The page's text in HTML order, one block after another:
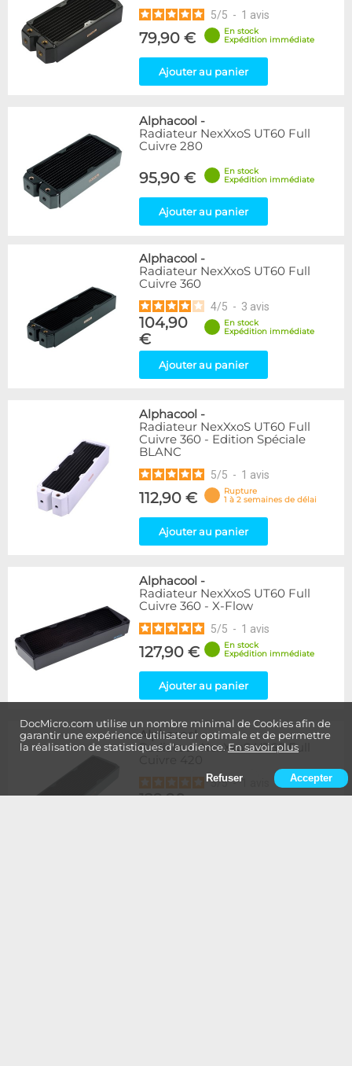
DocMicro.com utilise un nombre minimal de Cookies afin de
garantir une expérience utilisateur optimale et de permettre
la réalisation de statistiques d'audience. En savoir plus
Refuser Accepter
5/5 - 1 avis
79,90 €
En stock
Expédition immédiate
Ajouter au panier
Alphacool -
Radiateur NexXxoS UT60 Full
Cuivre 280
95,90 €
En stock
Expédition immédiate
Ajouter au panier
Alphacool -
Radiateur NexXxoS UT60 Full
Cuivre 360
4/5 - 3 avis
104,90
€
En stock
Expédition immédiate
Ajouter au panier
Alphacool -
Radiateur NexXxoS UT60 Full
Cuivre 360 - Edition Spéciale
BLANC
5/5 - 1 avis
112,90 €
Rupture
1 à 2 semaines de délai
Ajouter au panier
Alphacool -
Radiateur NexXxoS UT60 Full
Cuivre 360 - X-Flow
5/5 - 1 avis
127,90 €
En stock
Expédition immédiate
Ajouter au panier
Alphacool-
Radiateur NexXxoS UT60 Full
5/5-
129,90